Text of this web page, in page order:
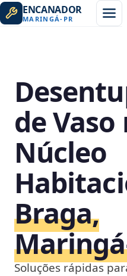
ENCANADOR
MARINGÁ- PR
de Vaso
Núcleo
Braga,
Soluções rápidas